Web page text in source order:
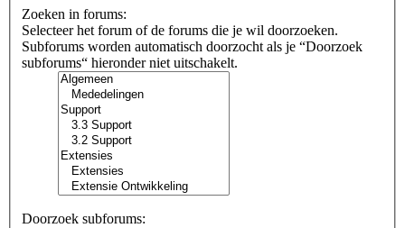
Zoeken in forums:
Selecteer het forum of de forums die je wil doorzoeken.
Subforums worden automatisch doorzocht als je “Doorzoek
subforums“ hieronder niet uitschakelt.
Doorzoek subforums: